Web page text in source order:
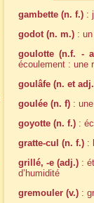
gambette (n. f.) :
godot (n. m.) :
goulotte (n.f. -
écoulement : une
goulâfe (n. et
goulée (n. f) :
goyotte (n. f.) :
gratte-cul (n. f.) :
grillé, -e (adj.) :
d’humidité
gremouler (v.) :